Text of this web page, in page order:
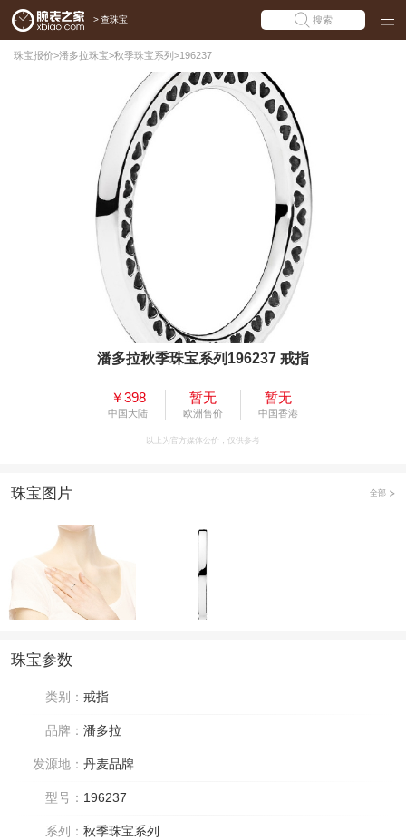
> 查珠宝 搜索
珠宝报价>潘多拉珠宝>秋季珠宝系列 >196237
潘多拉秋季珠宝系列196237 戒指
￥398
中国大陆
暂无
欧洲售价
暂无
中国香港
以上为官方媒体公价，仅供参考
珠宝图片 全部
珠宝参数
类别： 戒指
品牌： 潘多拉
发源地： 丹麦品牌
型号： 196237
系列： 秋季珠宝系列